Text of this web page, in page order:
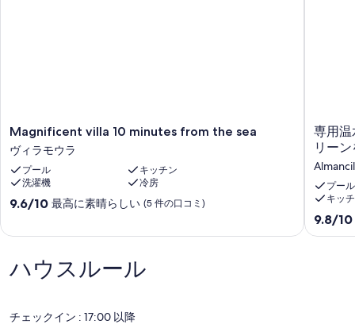
Magnificent
villa
10
minutes
from
the
モ
Magnificent villa 10 minutes from the sea
ヴィラモウラ
プール
キッチン
洗濯機
冷房
10
最
素
9.6/10 最高に素晴らしい (5 件の口コミ)
専
用
温
水
プ
ー
ル、
専用温
リー
Almancil
プール
キッ
10
段
9.8/10
ハウスルール
チェックイン : 17:00 以降